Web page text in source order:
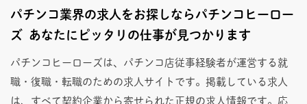
パチンコ業界の求人をお探しならパチンコヒーロー
ズ あなたにピッタリの仕事が見つかります
パチンコヒーローズは、パチンコ店従事経験者が運営する就
職・復職・転職のための求人サイトです。掲載している求人
は、すべて契約企業から寄せられた正規の求人情報です。応